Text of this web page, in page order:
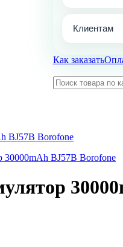
Клиентам
Как заказать
BJ57B Borofone